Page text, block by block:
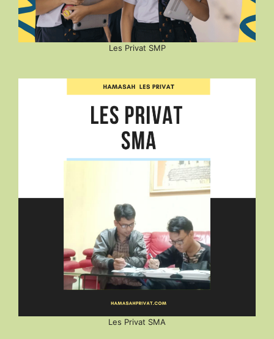
Les Privat SMP
Les Privat SMA